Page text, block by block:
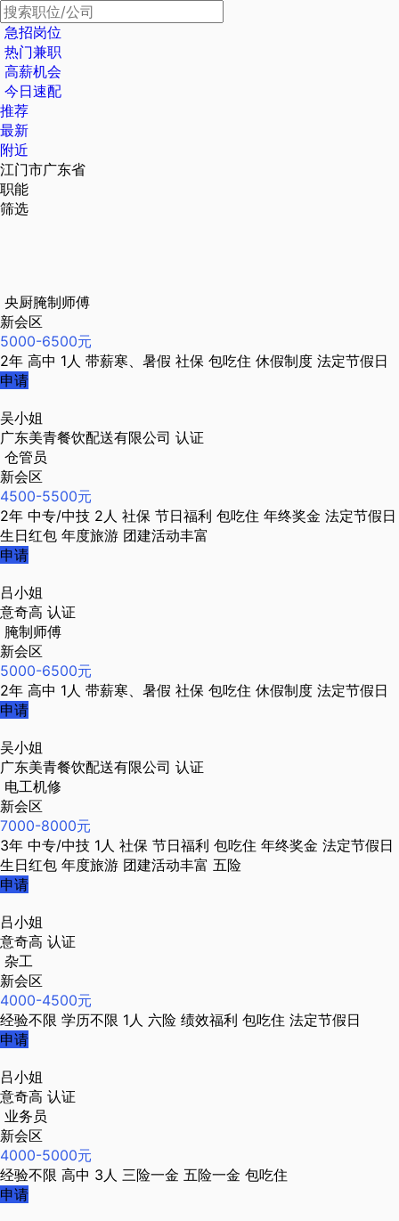
急招岗位
热门兼职
高薪机会
今日速配
推荐
最新
附近
江门市广东省
职能
筛选
央厨腌制师傅
新会区
5000-6500元
2年 高中 1人 带薪寒、暑假 社保 包吃住 休假制度 法定节假日
申请
吴小姐
广东美青餐饮配送有限公司 认证
仓管员
新会区
4500-5500元
2年 中专/中技 2人 社保 节日福利 包吃住 年终奖金 法定节假日
生日红包 年度旅游 团建活动丰富
申请
吕小姐
意奇高 认证
腌制师傅
新会区
5000-6500元
2年 高中 1人 带薪寒、暑假 社保 包吃住 休假制度 法定节假日
申请
吴小姐
广东美青餐饮配送有限公司 认证
电工机修
新会区
7000-8000元
3年 中专/中技 1人 社保 节日福利 包吃住 年终奖金 法定节假日
生日红包 年度旅游 团建活动丰富 五险
申请
吕小姐
意奇高 认证
杂工
新会区
4000-4500元
经验不限 学历不限 1人 六险 绩效福利 包吃住 法定节假日
申请
吕小姐
意奇高 认证
业务员
新会区
4000-5000元
经验不限 高中 3人 三险一金 五险一金 包吃住
申请